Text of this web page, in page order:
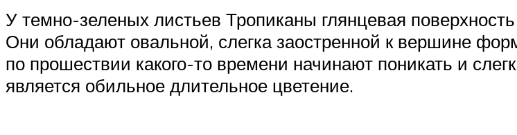
У темно-зеленых листьев Тропиканы глянцевая
Они обладают овальной, слегка заостренной к вершине
по прошествии какого-то времени начинают поникать и
является обильное длительное цветение.